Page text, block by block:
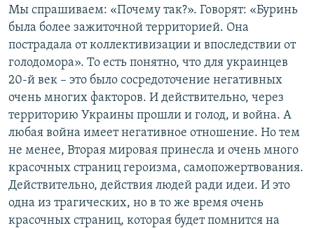
Мы спрашиваем: «Почему так?». Говорят: «Буринь
была более зажиточной территорией. Она
пострадала от коллективизации и впоследствии от
голодомора». То есть понятно, что для украинцев
20-й век – это было сосредоточение негативных
очень многих факторов. И действительно, через
территорию Украины прошли и голод, и война. А
любая война имеет негативное отношение. Но тем
не менее, Вторая мировая принесла и очень много
красочных страниц героизма, самопожертвования.
Действительно, действия людей ради идеи. И это
одна из трагических, но в то же время очень
красочных страниц, которая будет помнится на